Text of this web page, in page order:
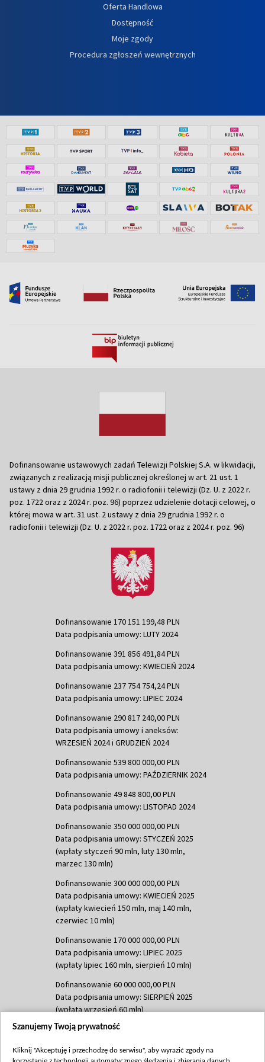
Oferta Handlowa
Dostępność
Moje zgody
Procedura zgłoszeń wewnętrznych
Dofinansowanie ustawowych zadań Telewizji Polskiej S.A. w likwidacji,
związanych z realizacją misji publicznej określonej w art. 21 ust. 1
ustawy z dnia 29 grudnia 1992 r. o radiofonii i telewizji (Dz. U. z 2022 r.
poz. 1722 oraz z 2024 r. poz. 96) poprzez udzielenie dotacji celowej, o
której mowa w art. 31 ust. 2 ustawy z dnia 29 grudnia 1992 r. o
radiofonii i telewizji (Dz. U. z 2022 r. poz. 1722 oraz z 2024 r. poz. 96)
Dofinansowanie 170 151 199,48 PLN
Data podpisania umowy: LUTY 2024
Dofinansowanie 391 856 491,84 PLN
Data podpisania umowy: KWIECIEŃ 2024
Dofinansowanie 237 754 754,24 PLN
Data podpisania umowy: LIPIEC 2024
Dofinansowanie 290 817 240,00 PLN
Data podpisania umowy i aneksów:
WRZESIEŃ 2024 i GRUDZIEŃ 2024
Dofinansowanie 539 800 000,00 PLN
Data podpisania umowy: PAŹDZIERNIK 2024
Dofinansowanie 49 848 800,00 PLN
Data podpisania umowy: LISTOPAD 2024
Dofinansowanie 350 000 000,00 PLN
Data podpisania umowy: STYCZEŃ 2025
(wpłaty styczeń 90 mln, luty 130 mln,
marzec 130 mln)
Dofinansowanie 300 000 000,00 PLN
Data podpisania umowy: KWIECIEŃ 2025
(wpłaty kwiecień 150 mln, maj 140 mln,
czerwiec 10 mln)
Dofinansowanie 170 000 000,00 PLN
Data podpisania umowy: LIPIEC 2025
(wpłaty lipiec 160 mln, sierpień 10 mln)
Dofinansowanie 60 000 000,00 PLN
Data podpisania umowy: SIERPIEŃ 2025
(wpłata wrzesień 60 mln)
Dofinansowanie 635 783 051,21 PLN
(wpłata wrzesień 100 mln, październik 350
Szanujemy Twoją prywatność
Kliknij "Akceptuję i przechodzę do serwisu", aby wyrazić zgody na